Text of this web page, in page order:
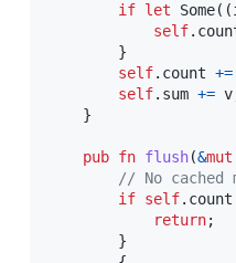
if let Some( (
self.
}
self. count +=
self. sum += v
}
pub fn flush(&mut
// No
if self. count
return;
}